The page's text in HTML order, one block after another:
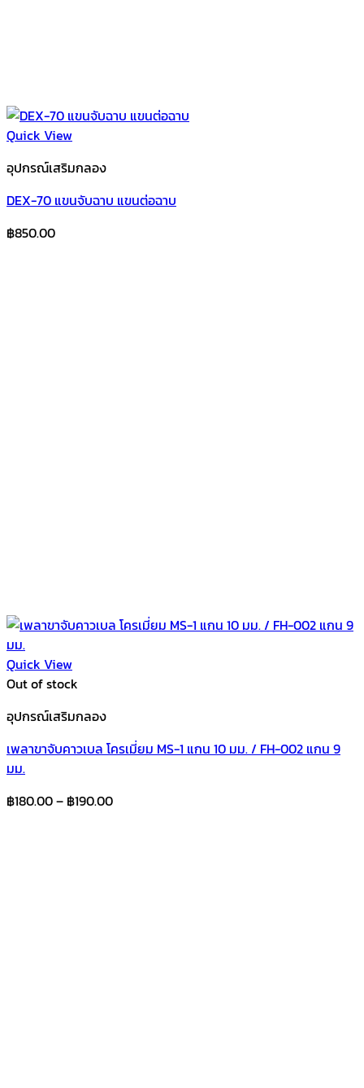
Quick View
อุปกรณ์เสริมกลอง
DEX-70 แขนจับฉาบ แขนต่อฉาบ
฿850.00
Quick View
Out of stock
อุปกรณ์เสริมกลอง
เพลาขาจับคาวเบล โครเมี่ยม MS-1 แกน 10 มม. / FH-002 แกน 9
มม.
฿180.00– ฿190.00Price